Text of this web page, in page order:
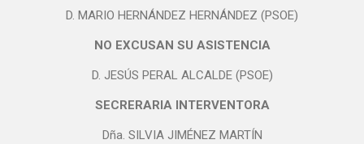
D. MARIO HERNÁNDEZ HERNÁNDEZ (PSOE)
NO EXCUSAN SU ASISTENCIA
D. JESÚS PERAL ALCALDE (PSOE)
SECRERARIA INTERVENTORA
Dña. SILVIA JIMÉNEZ MARTÍN